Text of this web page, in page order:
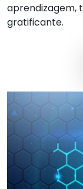
aprendizagem,
gratificante.